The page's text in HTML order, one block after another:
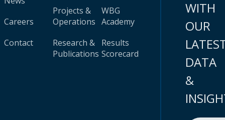
Careers
Contact
Projects &
Operations
Research &
Publications
WBG
Academy
Results
Scorecard
WITH
OUR
DATA
&